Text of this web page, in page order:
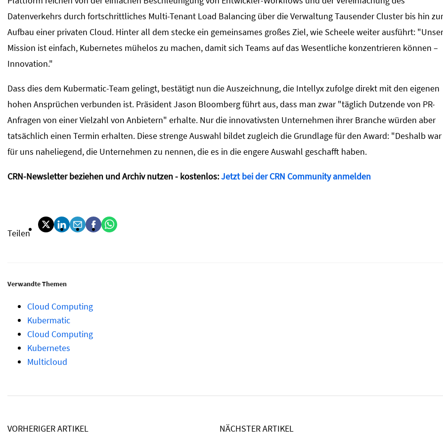
Datenverkehrs durch fortschrittliches Multi-Tenant Load Balancing über die Verwaltung Tausender Cluster bis hin
Aufbau einer privaten Cloud. Hinter all dem stecke ein gemeinsames großes Ziel, wie Scheele weiter ausführt:
Mission ist einfach, Kubernetes mühelos zu machen, damit sich Teams auf das Wesentliche konzentrieren können –
Innovation."
Dass dies dem Kubermatic-Team gelingt, bestätigt nun die Auszeichnung, die Intellyx zufolge direkt mit den eigenen
hohen Ansprüchen verbunden ist. Präsident Jason Bloomberg führt aus, dass man zwar "täglich Dutzende von PR-
Anfragen von einer Vielzahl von Anbietern" erhalte. Nur die innovativsten Unternehmen ihrer Branche würden aber
tatsächlich einen Termin erhalten. Diese strenge Auswahl bildet zugleich die Grundlage für den Award: "Deshalb war
für uns naheliegend, die Unternehmen zu nennen, die es in die engere Auswahl geschafft haben.
CRN-Newsletter beziehen und Archiv nutzen - kostenlos:Jetzt bei der CRN Community anmelden
Teilen
Verwandte Themen
Cloud Computing
Kubermatic
Cloud Computing
Kubernetes
Multicloud
VORHERIGER ARTIKEL NÄCHSTER ARTIKEL